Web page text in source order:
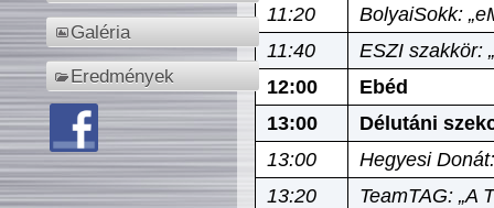
Galéria
Eredmények
11:20
BolyaiSokk:
11:40
ESZI szakkör:
12:00
Ebéd
13:00
Délutáni
13:00
Hegyesi
13:20
TeamTAG: „A